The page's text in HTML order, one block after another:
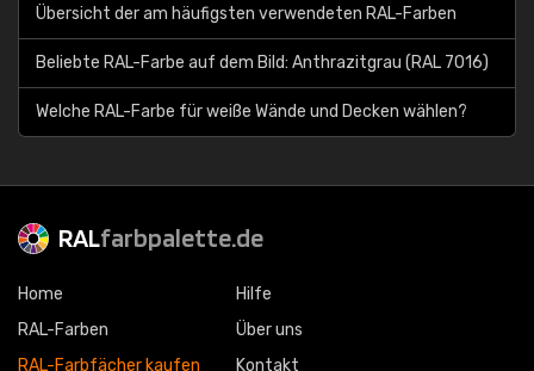
Übersicht der am häufigsten verwendeten RAL-Farben
Beliebte RAL-Farbe auf dem Bild: Anthrazitgrau (RAL 7016)
Welche RAL-Farbe für weiße Wände und Decken wählen?
RALfarbpalette.de
Home
RAL-Farben
RAL-Farbfächer kaufen
Hilfe
Über uns
Kontakt